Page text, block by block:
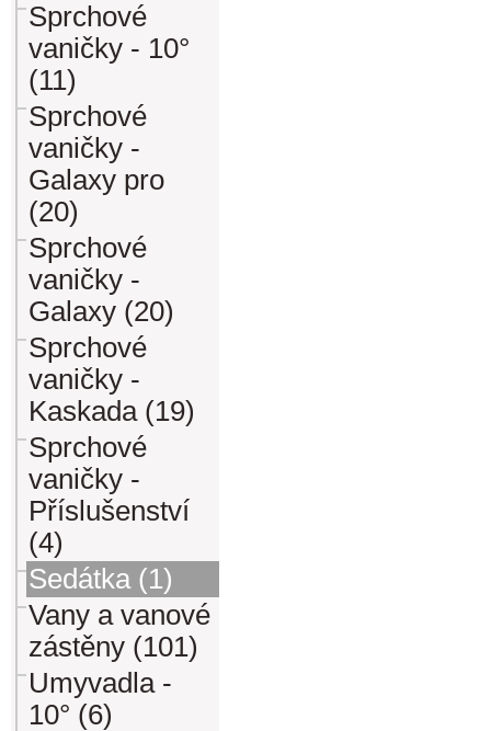
Sprchové
vaničky - 10°
(11)
Sprchové
vaničky -
Galaxy pro
(20)
Sprchové
vaničky -
Galaxy (20)
Sprchové
vaničky -
Kaskada (19)
Sprchové
vaničky -
Příslušenství
(4)
Sedátka (1)
Vany a vanové
zástěny (101)
Umyvadla -
10° (6)